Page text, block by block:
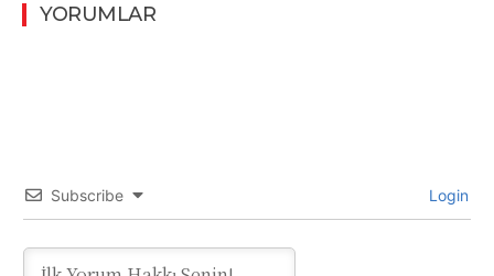
YORUMLAR
Subscribe Login